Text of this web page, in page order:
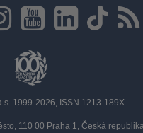
1999-2026, ISSN 1213-189X
110 00 Praha 1, Česká